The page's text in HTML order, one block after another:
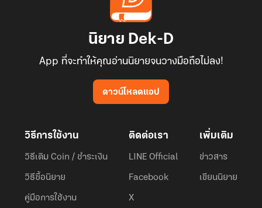
นิยาย Dek-D
App ที่จะทำให้คุณอ่านนิยายจนวางมือถือไม่ลง!
ดาวน์โหลดแอป
วิธีการใช้งาน
วิธีเติม Coin / ชำระเงิน
วิธีซื้อนิยาย
คู่มือการใช้งาน
ติดต่อเรา
LINE Official
Facebook
X
เพิ่มเติม
ข่าวสาร
เขียนนิยาย